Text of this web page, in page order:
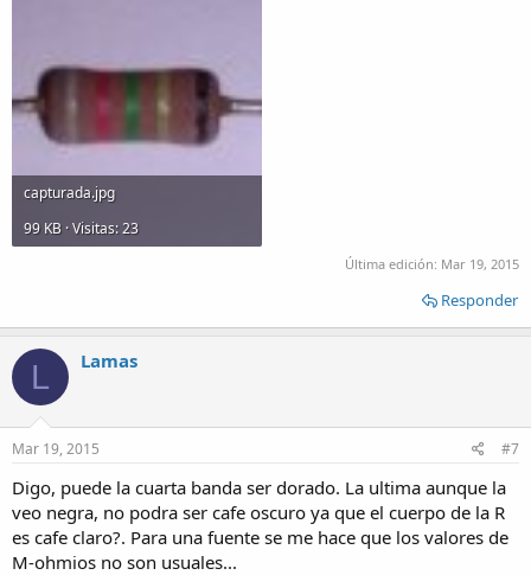
capturada.jpg
99 KB · Visitas: 23
Última edición: Mar 19, 2015
Responder
L Lamas
Mar 19, 2015 #7
Digo, puede la cuarta banda ser dorado. La ultima aunque la
veo negra, no podra ser cafe oscuro ya que el cuerpo de la R
es cafe claro?. Para una fuente se me hace que los valores de
M-ohmios no son usuales...